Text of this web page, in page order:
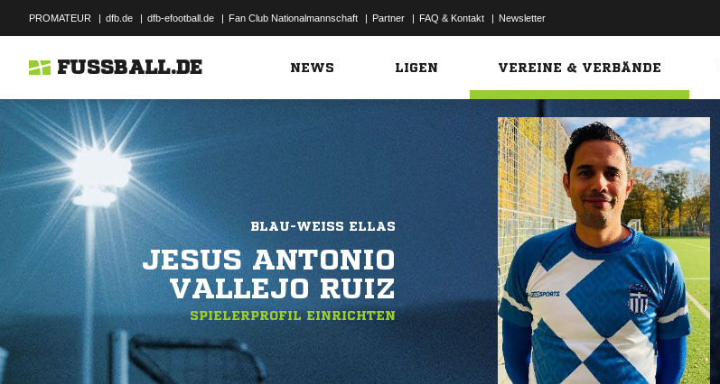
PROMATEUR | dfb.de | dfb-efootball.de | Fan Club Nationalmannschaft | Partner | FAQ & Kontakt | Newsletter
FUSSBALL.DE NEWS LIGEN VEREINE & VERBÄNDE
BLAU-WEISS ELLAS
JESUS ANTONIO
VALLEJO RUIZ
SPIELERPROFIL EINRICHTEN